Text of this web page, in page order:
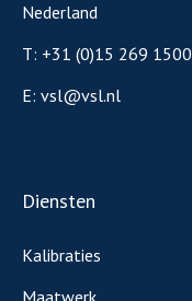
Nederland
T: +31 (0)15 269 1500
E: vsl@vsl.nl
Diensten
Kalibraties
Maatwerk